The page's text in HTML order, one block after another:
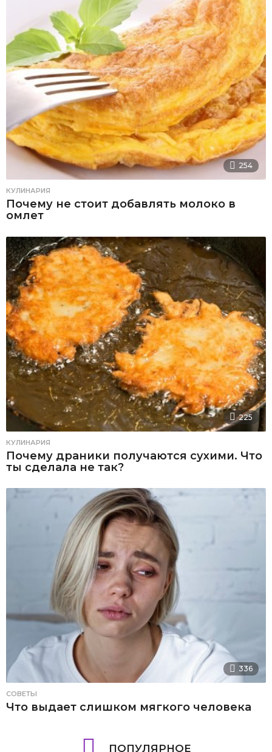
254
КУЛИНАРИЯ
Почему не стоит добавлять молоко в
омлет
225
КУЛИНАРИЯ
Почему драники получаются сухими. Что
ты сделала не так?
336
СОВЕТЫ
Что выдает слишком мягкого человека
ПОПУЛЯРНОЕ